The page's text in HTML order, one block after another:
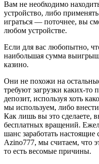
Вам не необходимо
устройство, либо
играться — поточнее, вы
любом устройстве.
Если для вас любопытно,
наибольшая сумма
казино.
Они не похожи на
требуют загрузки каких-
депозит, используя хоть
мы используем, либо
Как лишь вы это сделаете,
бесплатных вращений.
шанс заработать настоящие
Azino777, мы считаем, что
то есть весомые причины.